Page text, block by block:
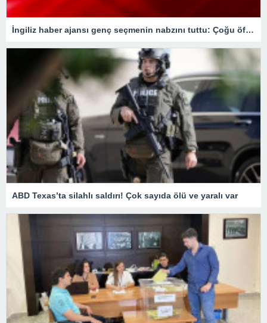
İngiliz haber ajansı genç seçmenin nabzını tuttu: Çoğu öfkesini dindirmek için sandığa gidiyor
ABD Texas’ta silahlı saldırı! Çok sayıda ölü ve yaralı var